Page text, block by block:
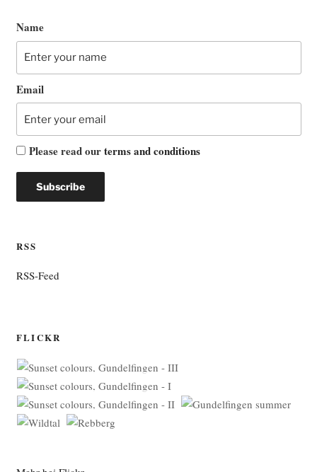
Name
Email
Please read ourterms and conditions
RSS
RSS-Feed
FLICKR